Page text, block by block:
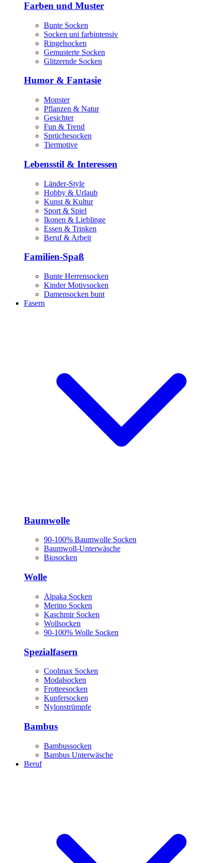
Farben und Muster
Bunte Socken
Socken uni farbintensiv
Ringelsocken
Gemusterte Socken
Glitzernde Socken
Humor & Fantasie
Monster
Pflanzen & Natur
Gesichter
Fun & Trend
Sprüchesocken
Tiermotive
Lebensstil & Interessen
Länder-Style
Hobby & Urlaub
Kunst & Kultur
Sport & Spiel
Ikonen & Lieblinge
Essen & Trinken
Beruf & Arbeit
Familien-Spaß
Bunte Herrensocken
Kinder Motivsocken
Damensocken bunt
Fasern
Baumwolle
90-100% Baumwolle Socken
Baumwoll-Unterwäsche
Biosocken
Wolle
Alpaka Socken
Merino Socken
Kaschmir Socken
Wollsocken
90-100% Wolle Socken
Spezialfasern
Coolmax Socken
Modalsocken
Frotteesocken
Kupfersocken
Nylonstrümpfe
Bambus
Bambussocken
Bambus Unterwäsche
Beruf